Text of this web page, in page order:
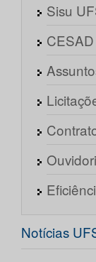
Sisu
CESAD
Notícias